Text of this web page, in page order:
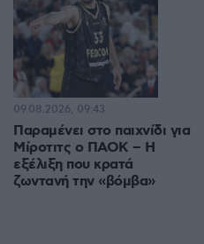
Παραμένει στο παιχνίδι για
Μίροτιτς ο ΠΑΟΚ – Η
εξέλιξη που κρατά
ζωντανή την «βόμβα»
09.08.2026, 09:43